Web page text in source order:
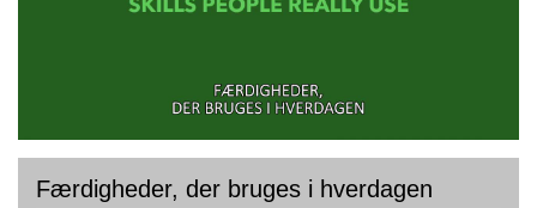
Færdigheder, der bruges i hverdagen